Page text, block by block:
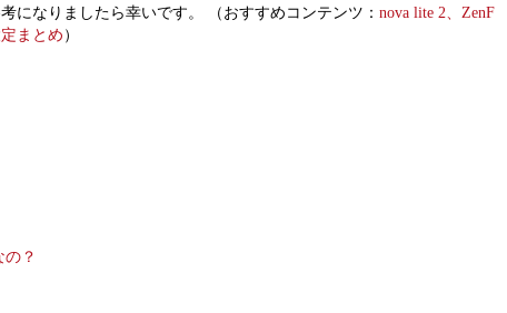
になりましたら幸いです。 （おすすめコンテンツ： nova lite 2、ZenF
まとめ ）
の？